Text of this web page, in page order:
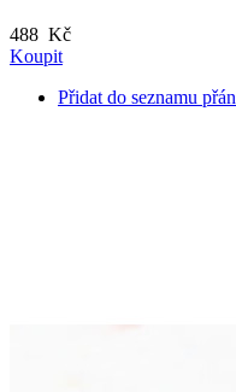
488 Kč
Koupit
Přidat do seznamu